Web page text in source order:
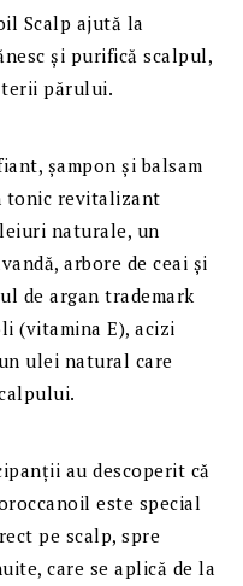
Scalp ajută la
și purifică scalpul,
părului.
șampon și balsam
tonic revitalizant
naturale, un
arbore de ceai și
de argan trademark
(vitamina E), acizi
ulei natural care
au descoperit că
este special
pe scalp, spre
care se aplică de la